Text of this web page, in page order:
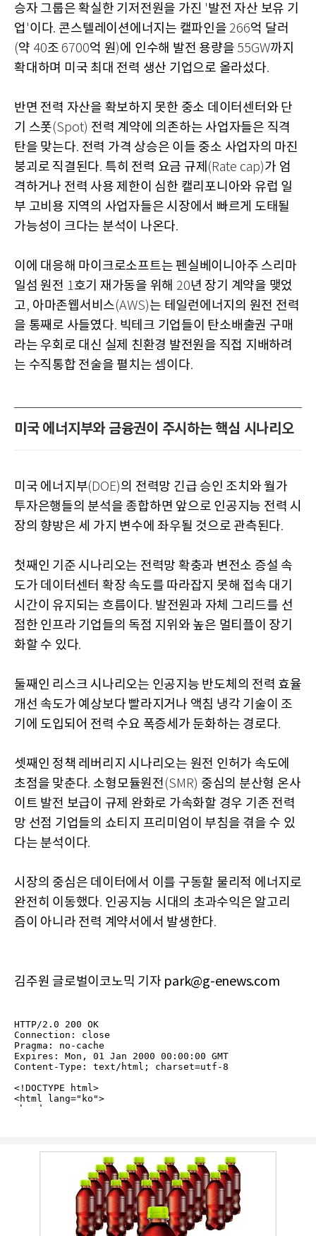
승자 그룹은 확실한 기저전원을 가진 '발전 자산 보유 기
업 '이다. 콘스텔레이션에너지는 캘파인을 266억 달러
(약 40조 6700억 원)에 인수해 발전 용량을 55GW까지
확대하며 미국 최대 전력 생산 기업으로 올라섰다.
반면 전력 자산을 확보하지 못한 중소 데이터센터와 단
기 스폿(Spot) 전력 계약에 의존하는 사업자들은 직격
탄을 맞는다. 전력 가격 상승은 이들 중소 사업자의 마진
붕괴로 직결된다. 특히 전력 요금 규제 (Rate cap)가 엄
격하거나 전력 사용 제한이 심한 캘리포니아와 유럽 일
부 고비용 지역의 사업자들은 시장에서 빠르게 도태될
가능성이 크다는 분석이 나온다.
이에 대응해 마이크로소프트는 펜실베이니아주 스리마
일섬 원전 1호기 재가동을 위해 20년 장기 계약을 맺었
고, 아마존웹서비스(AWS)는 테일런에너지의 원전 전력
을 통째로 사들였다. 빅테크 기업들이 탄소배출권 구매
라는 우회로 대신 실제 친환경 발전원을 직접 지배하려
는 수직통합 전술을 펼치는 셈이다.
미국 에너지부와 금융권이 주시하는 핵심 시나리오
미국 에너지부(DOE)의 전력망 긴급 승인 조치와 월가
투자은행들의 분석을 종합하면 앞으로 인공지능 전력 시
장의 향방은 세 가지 변수에 좌우될 것으로 관측된다.
첫째인 기준 시나리오는 전력망 확충과 변전소 증설 속
도가 데이터센터 확장 속도를 따라잡지 못해 접속 대기
시간이 유지되는 흐름이다. 발전원과 자체 그리드를 선
점한 인프라 기업들의 독점 지위와 높은 멀티플이 장기
화할 수 있다.
둘째인 리스크 시나리오는 인공지능 반도체의 전력 효율
개선 속도가 예상보다 빨라지거나 액침 냉각 기술이 조
기에 도입되어 전력 수요 폭증세가 둔화하는 경로다.
셋째인 정책 레버리지 시나리오는 원전 인허가 속도에
초점을 맞춘다. 소형모듈원전 (SMR) 중심의 분산형 온사
이트 발전 보급이 규제 완화로 가속화할 경우 기존 전력
망 선점 기업들의 쇼티지 프리미엄이 부침을 겪을 수 있
다는 분석이다.
시장의 중심은 데이터에서 이를 구동할 물리적 에너지로
완전히 이동했다. 인공지능 시대의 초과수익은 알고리
즘이 아니라 전력 계약서에서 발생한다.
김주원 글로벌이코노믹 기자 park@g-enews.com